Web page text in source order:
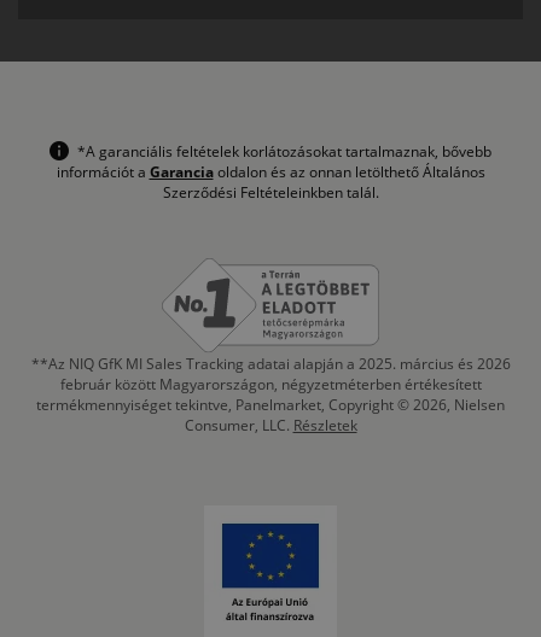
*A garanciális feltételek korlátozásokat tartalmaznak, bővebb
információt a Garanciaoldalon és az onnan letölthető Általános
Szerződési Feltételeinkben talál.
**Az NIQ GfK MI Sales Tracking adatai alapján a 2025. március és 2026
február között Magyarországon, négyzetméterben értékesített
termékmennyiséget tekintve, Panelmarket, Copyright © 2026, Nielsen
Consumer, LLC. Részletek